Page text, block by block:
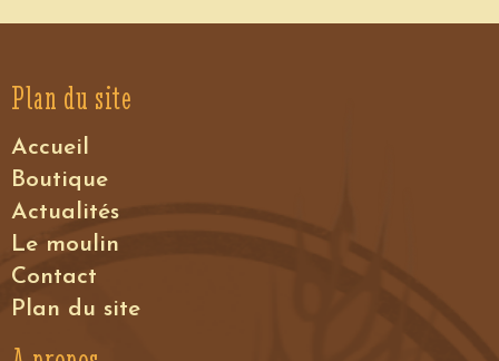
Plan du site
Accueil
Boutique
Actualités
Le moulin
Contact
Plan du site